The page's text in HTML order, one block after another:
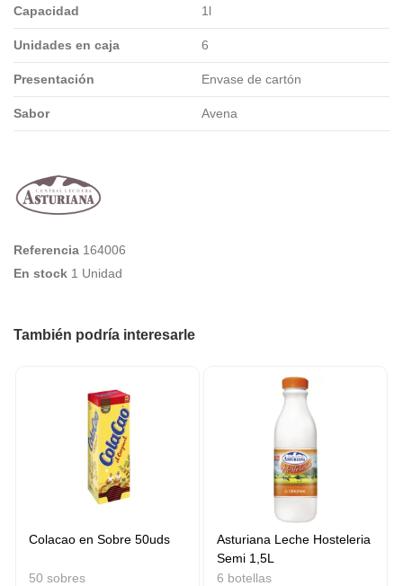
Capacidad 1l
Unidades en caja 6
Presentación Envase de cartón
Sabor Avena
Referencia 164006
En stock 1 Unidad
También podría interesarle
Colacao en Sobre 50uds
50 sobres
Asturiana Leche Hosteleria
Semi 1,5L
6 botellas